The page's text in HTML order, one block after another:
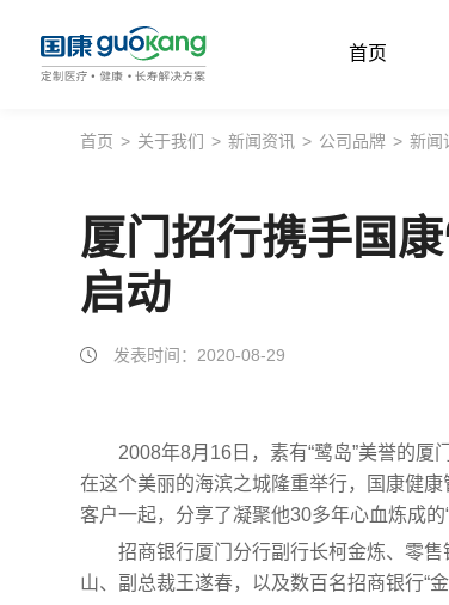
首页
面向企业
服务支持
关于我们
首页 > 关于我们 > 新闻资讯 > 公司品牌 > 新闻
厦门招行携手国
启动
发表时间：2020-08-29
2008年8月16日，素有“鹭岛”美誉的厦
在这个美丽的海滨之城隆重举行，国康健
客户一起，分享了凝聚他30多年心血炼成的“
招商银行厦门分行副行长柯金炼、零
山、副总裁王遂春，以及数百名招商银行“